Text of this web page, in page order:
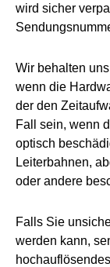
wird sicher
Wir behalten
wenn die
der den
Fall sein, wenn
optisch
Leiterbahnen,
oder andere
Falls Sie
werden kann,